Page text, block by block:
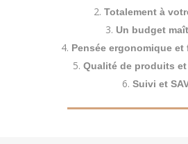
Totalement à
Un budget
Pensée ergonomique
Qualité de produits
Suivi et